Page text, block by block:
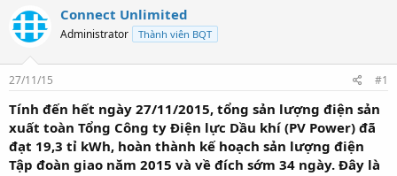
e
a
s
t
a
r
t
e
r
à
y
g
i
h
ó
Connect Unlimited
Administrator Thành viên BQT
27/11/15 #1
Tính đến hết ngày 27/11/2015, tổng sản lượng điện sản
xuất toàn Tổng Công ty Điện lực Dầu khí (PV Power) đã
đạt 19,3 tỉ kWh, hoàn thành kế hoạch sản lượng điện
Tập đoàn giao năm 2015 và về đích sớm 34 ngày. Đây là